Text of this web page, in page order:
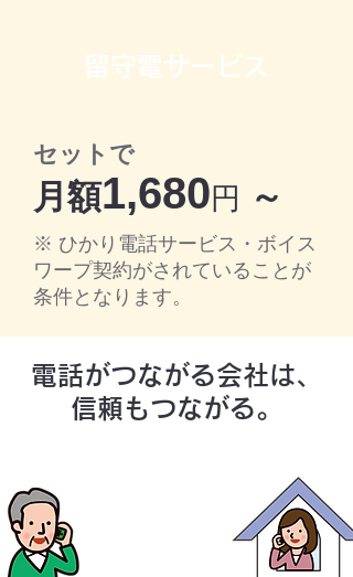
留守電サービス
セットで
月額1,680円 ～
※ ひかり電話サービス・ボイス
ワープ契約がされていることが
条件となります。
電話がつながる会社は、
信頼もつながる。
​電話が受けれる！